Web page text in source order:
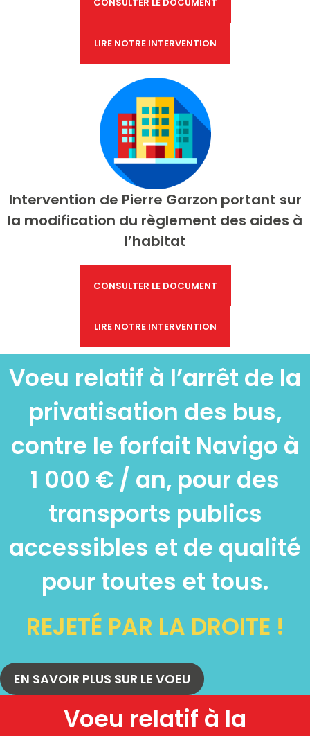
LIRE NOTRE INTERVENTION
Intervention de Pierre Garzon portant sur
la modification du règlement des aides à
l’habitat
CONSULTER LE DOCUMENT
LIRE NOTRE INTERVENTION
Voeu relatif à l’arrêt de la
privatisation des bus,
contre le forfait Navigo à
1 000 € / an, pour des
transports publics
accessibles et de qualité
pour toutes et tous.
REJETÉ PAR LA DROITE !
EN SAVOIR PLUS SUR LE VOEU
Voeu relatif à la